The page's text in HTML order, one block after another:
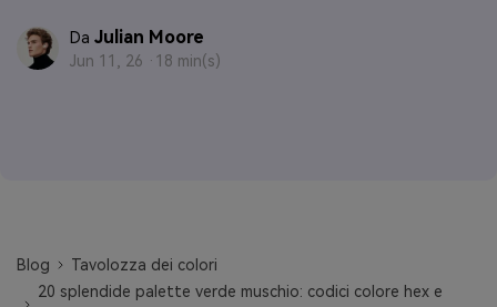
Da Julian Moore
Jun 11, 26 · 18 min(s)
Blog
Tavolozza dei colori
20 splendide palette verde muschio: codici colore hex e